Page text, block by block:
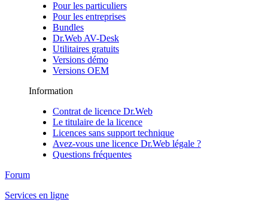
Pour les particuliers
Pour les entreprises
Bundles
Dr.Web AV-Desk
Utilitaires gratuits
Versions démo
Versions OEM
Information
Contrat de licence Dr.Web
Le titulaire de la licence
Licences sans support technique
Avez-vous une licence Dr.Web légale ?
Questions fréquentes
Forum
Services en ligne